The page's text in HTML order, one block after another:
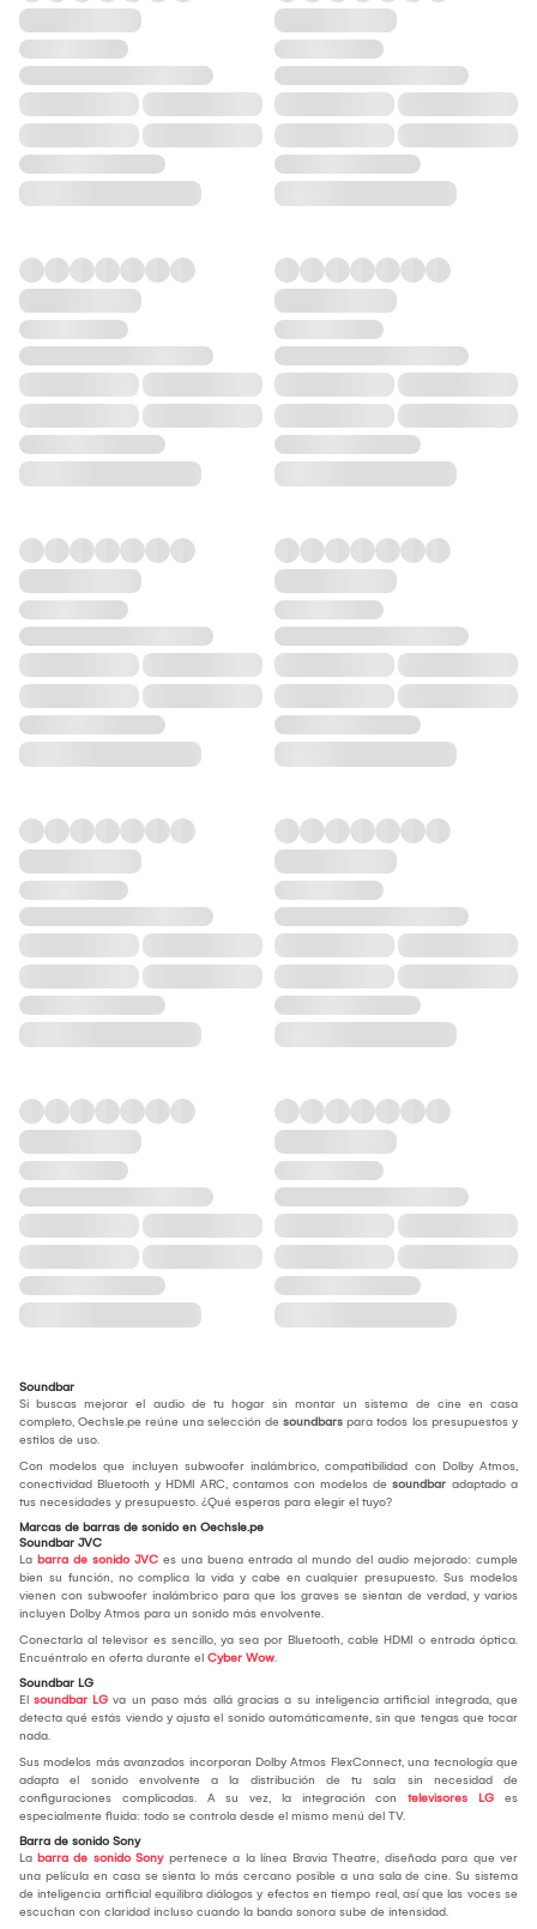
Soundbar
Si buscas mejorar el audio de tu hogar sin montar un sistema de cine en casa
completo, Oechsle.pe reúne una selección de soundbars para todos los presupuestos y
estilos de uso.
Con modelos que incluyen subwoofer inalámbrico, compatibilidad con Dolby Atmos,
conectividad Bluetooth y HDMI ARC, contamos con modelos de soundbar adaptado a
tus necesidades y presupuesto. ¿Qué esperas para elegir el tuyo?
Marcas de barras de sonido en Oechsle.pe
Soundbar JVC
La barra de sonido JVC es una buena entrada al mundo del audio mejorado: cumple
bien su función, no complica la vida y cabe en cualquier presupuesto. Sus modelos
vienen con subwoofer inalámbrico para que los graves se sientan de verdad, y varios
incluyen Dolby Atmos para un sonido más envolvente.
Conectarla al televisor es sencillo, ya sea por Bluetooth, cable HDMI o entrada óptica.
Encuéntralo en oferta durante el Cyber Wow.
Soundbar LG
El soundbar LG va un paso más allá gracias a su inteligencia artificial integrada, que
detecta qué estás viendo y ajusta el sonido automáticamente, sin que tengas que tocar
nada.
Sus modelos más avanzados incorporan Dolby Atmos FlexConnect, una tecnología que
adapta el sonido envolvente a la distribución de tu sala sin necesidad de
configuraciones complicadas. A su vez, la integración con televisores LG es
especialmente fluida: todo se controla desde el mismo menú del TV.
Barra de sonido Sony
La barra de sonido Sonypertenece a la línea Bravia Theatre, diseñada para que ver
una película en casa se sienta lo más cercano posible a una sala de cine. Su sistema
de inteligencia artificial equilibra diálogos y efectos en tiempo real, así que las voces se
escuchan con claridad incluso cuando la banda sonora sube de intensidad.